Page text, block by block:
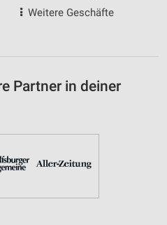
Weitere Geschäfte
Partner in deiner